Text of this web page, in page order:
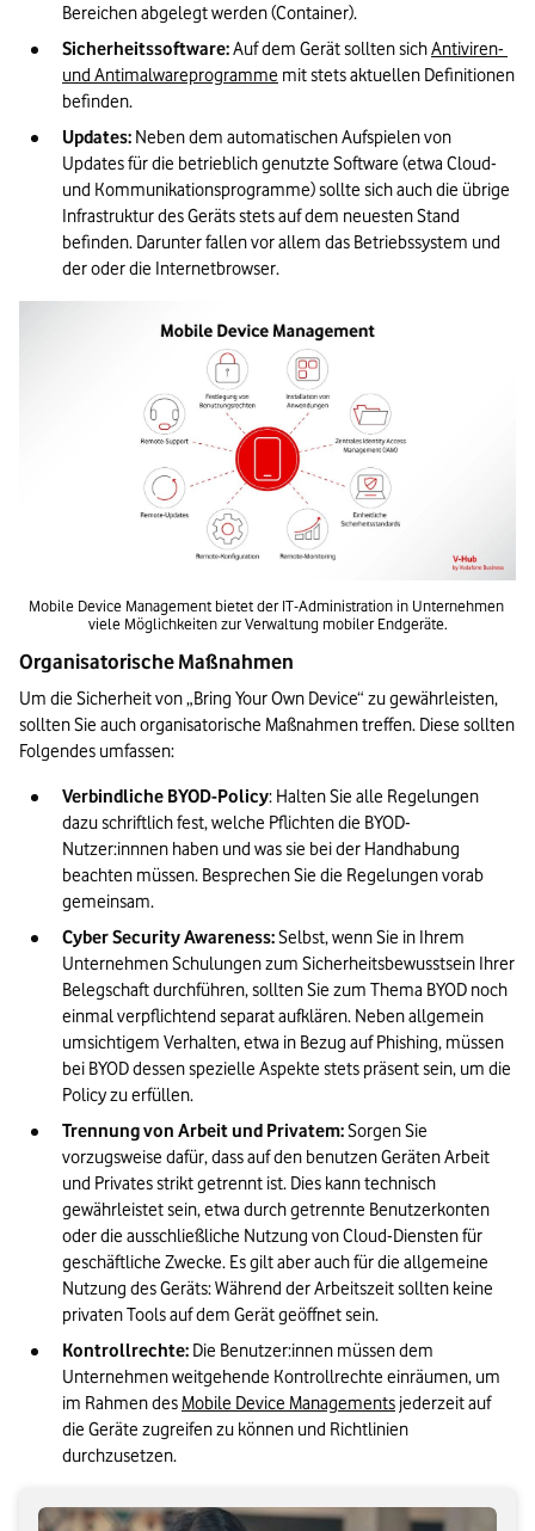
Bereichen abgelegt werden (Container).
Sicherheitssoftware: Auf dem Gerät sollten sich Antiviren-
und Antimalwareprogramme mit stets aktuellen Definitionen
befinden.
Updates: Neben dem automatischen Aufspielen von
Updates für die betrieblich genutzte Software (etwa Cloud-
und Kommunikationsprogramme) sollte sich auch die übrige
Infrastruktur des Geräts stets auf dem neuesten Stand
befinden. Darunter fallen vor allem das Betriebssystem und
der oder die Internetbrowser.
Mobile Device Management bietet der IT-Administration in Unternehmen
viele Möglichkeiten zur Verwaltung mobiler Endgeräte.
Organisatorische Maßnahmen
Um die Sicherheit von „Bring Your Own Device“ zu gewährleisten,
sollten Sie auch organisatorische Maßnahmen treffen. Diese sollten
Folgendes umfassen:
Verbindliche BYOD-Policy: Halten Sie alle Regelungen
dazu schriftlich fest, welche Pflichten die BYOD-
Nutzer:innnen haben und was sie bei der Handhabung
beachten müssen. Besprechen Sie die Regelungen vorab
gemeinsam.
Cyber Security Awareness: Selbst, wenn Sie in Ihrem
Unternehmen Schulungen zum Sicherheitsbewusstsein Ihrer
Belegschaft durchführen, sollten Sie zum Thema BYOD noch
einmal verpflichtend separat aufklären. Neben allgemein
umsichtigem Verhalten, etwa in Bezug auf Phishing, müssen
bei BYOD dessen spezielle Aspekte stets präsent sein, um die
Policy zu erfüllen.
Trennung von Arbeit und Privatem: Sorgen Sie
vorzugsweise dafür, dass auf den benutzen Geräten Arbeit
und Privates strikt getrennt ist. Dies kann technisch
gewährleistet sein, etwa durch getrennte Benutzerkonten
oder die ausschließliche Nutzung von Cloud-Diensten für
geschäftliche Zwecke. Es gilt aber auch für die allgemeine
Nutzung des Geräts: Während der Arbeitszeit sollten keine
privaten Tools auf dem Gerät geöffnet sein.
Kontrollrechte: Die Benutzer:innen müssen dem
Unternehmen weitgehende Kontrollrechte einräumen, um
im Rahmen des Mobile Device Managements jederzeit auf
die Geräte zugreifen zu können und Richtlinien
durchzusetzen.